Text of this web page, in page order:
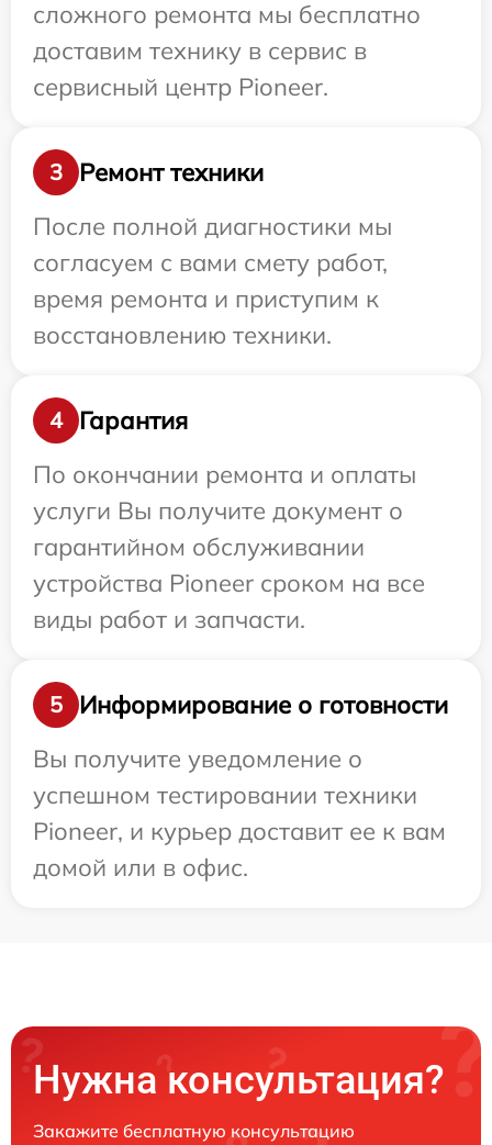
сложного ремонта мы бесплатно
доставим технику в сервис в
сервисный центр Pioneer.
3
Ремонт техники
После полной диагностики мы
согласуем с вами смету работ,
время ремонта и приступим к
восстановлению техники.
4
Гарантия
По окончании ремонта и оплаты
услуги Вы получите документ о
гарантийном обслуживании
устройства Pioneer сроком на все
виды работ и запчасти.
5
Информирование о готовности
Вы получите уведомление о
успешном тестировании техники
Pioneer, и курьер доставит ее к вам
домой или в офис.
Нужна консультация?
Закажите бесплатную консультацию